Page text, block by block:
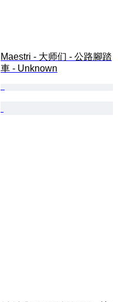
Maestri - 大师们 - 公路腳踏
車 - Unknown